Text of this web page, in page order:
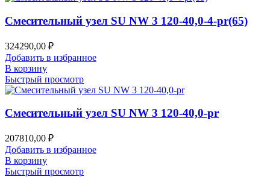
Смесительный узел SU NW 3 120-40,0-4-pr(65)
324290,00 ₽
Добавить в избранное
В корзину
Быстрый просмотр
Смесительный узел SU NW 3 120-40,0-pr
207810,00 ₽
Добавить в избранное
В корзину
Быстрый просмотр